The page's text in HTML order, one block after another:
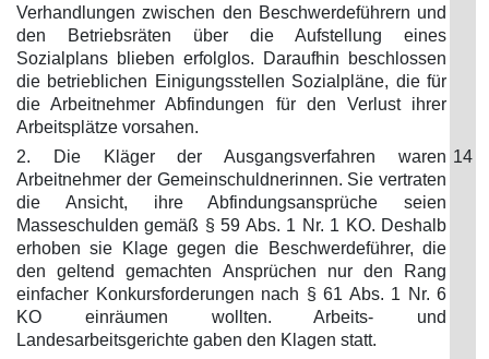
Verhandlungen zwischen den Beschwerdeführern und
den Betriebsräten über die Aufstellung eines
Sozialplans blieben erfolglos. Daraufhin beschlossen
die betrieblichen Einigungsstellen Sozialpläne, die für
die Arbeitnehmer Abfindungen für den Verlust ihrer
Arbeitsplätze vorsahen.
2. Die Kläger der Ausgangsverfahren waren
Arbeitnehmer der Gemeinschuldnerinnen. Sie vertraten
die Ansicht, ihre Abfindungsansprüche seien
Masseschulden gemäß § 59 Abs. 1 Nr. 1 KO. Deshalb
erhoben sie Klage gegen die Beschwerdeführer, die
den geltend gemachten Ansprüchen nur den Rang
einfacher Konkursforderungen nach § 61 Abs. 1 Nr. 6
KO einräumen wollten. Arbeits- und
Landesarbeitsgerichte gaben den Klagen statt.
14